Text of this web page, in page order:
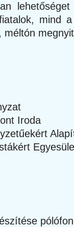
mind
Iroda